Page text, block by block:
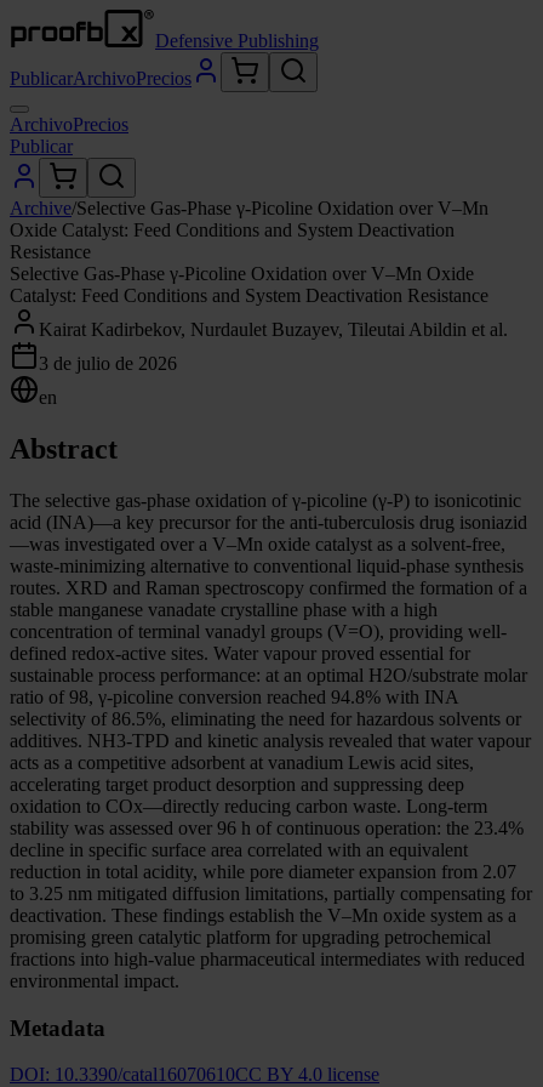
Defensive Publishing
PublicarArchivoPrecios
ArchivoPrecios
Publicar
Archive/Selective Gas-Phase γ-Picoline Oxidation over V–Mn
Oxide Catalyst: Feed Conditions and System Deactivation
Resistance
Selective Gas-Phase γ-Picoline Oxidation over V–Mn Oxide
Catalyst: Feed Conditions and System Deactivation Resistance
Kairat Kadirbekov, Nurdaulet Buzayev, Tileutai Abildin et al.
3 de julio de 2026
en
Abstract
The selective gas-phase oxidation of γ-picoline (γ-P) to isonicotinic
acid (INA)—a key precursor for the anti-tuberculosis drug isoniazid
—was investigated over a V–Mn oxide catalyst as a solvent-free,
waste-minimizing alternative to conventional liquid-phase synthesis
routes. XRD and Raman spectroscopy confirmed the formation of a
stable manganese vanadate crystalline phase with a high
concentration of terminal vanadyl groups (V=O), providing well-
defined redox-active sites. Water vapour proved essential for
sustainable process performance: at an optimal H2O/substrate molar
ratio of 98, γ-picoline conversion reached 94.8% with INA
selectivity of 86.5%, eliminating the need for hazardous solvents or
additives. NH3-TPD and kinetic analysis revealed that water vapour
acts as a competitive adsorbent at vanadium Lewis acid sites,
accelerating target product desorption and suppressing deep
oxidation to COx—directly reducing carbon waste. Long-term
stability was assessed over 96 h of continuous operation: the 23.4%
decline in specific surface area correlated with an equivalent
reduction in total acidity, while pore diameter expansion from 2.07
to 3.25 nm mitigated diffusion limitations, partially compensating for
deactivation. These findings establish the V–Mn oxide system as a
promising green catalytic platform for upgrading petrochemical
fractions into high-value pharmaceutical intermediates with reduced
environmental impact.
Metadata
DOI: 10.3390/catal16070610CC BY 4.0 license